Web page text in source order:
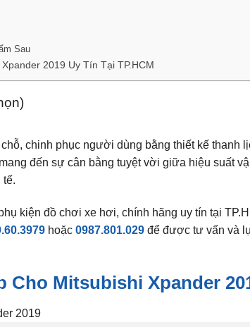
Sau
2019 Uy Tín Tại TP.HCM
chinh phục người dùng bằng thiết kế thanh
đến sự cân bằng tuyệt vời giữa hiệu suất
tế.
kiện đồ chơi xe hơi, chính hãng uy tín tại
hoặc 0987.801.029 để được tư vấn và
Cho Mitsubishi Xpander